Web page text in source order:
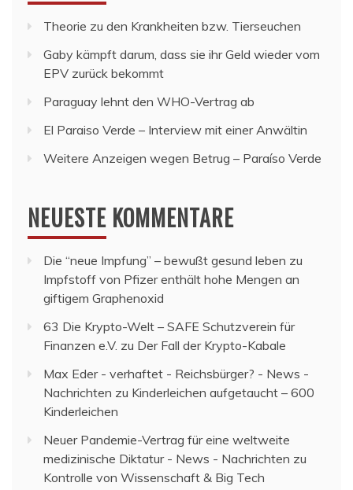
Theorie zu den Krankheiten bzw. Tierseuchen
Gaby kämpft darum, dass sie ihr Geld wieder vom
EPV zurück bekommt
Paraguay lehnt den WHO-Vertrag ab
El Paraiso Verde – Interview mit einer Anwältin
Weitere Anzeigen wegen Betrug – Paraíso Verde
NEUESTE KOMMENTARE
Die “neue Impfung” – bewußt gesund leben zu
Impfstoff von Pfizer enthält hohe Mengen an
giftigem Graphenoxid
63 Die Krypto-Welt – SAFE Schutzverein für
Finanzen e.V. zu Der Fall der Krypto-Kabale
Max Eder - verhaftet - Reichsbürger? - News -
Nachrichten zu Kinderleichen aufgetaucht – 600
Kinderleichen
Neuer Pandemie-Vertrag für eine weltweite
medizinische Diktatur - News - Nachrichten zu
Kontrolle von Wissenschaft & Big Tech